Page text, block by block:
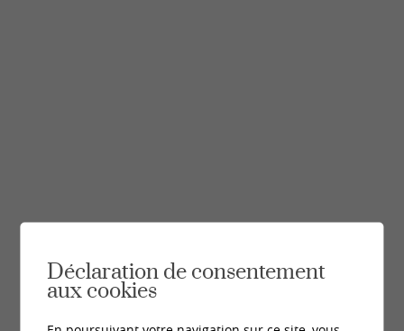
Déclaration de consentement
aux cookies